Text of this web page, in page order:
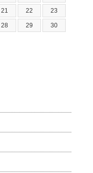
21 22 23
28 29 30